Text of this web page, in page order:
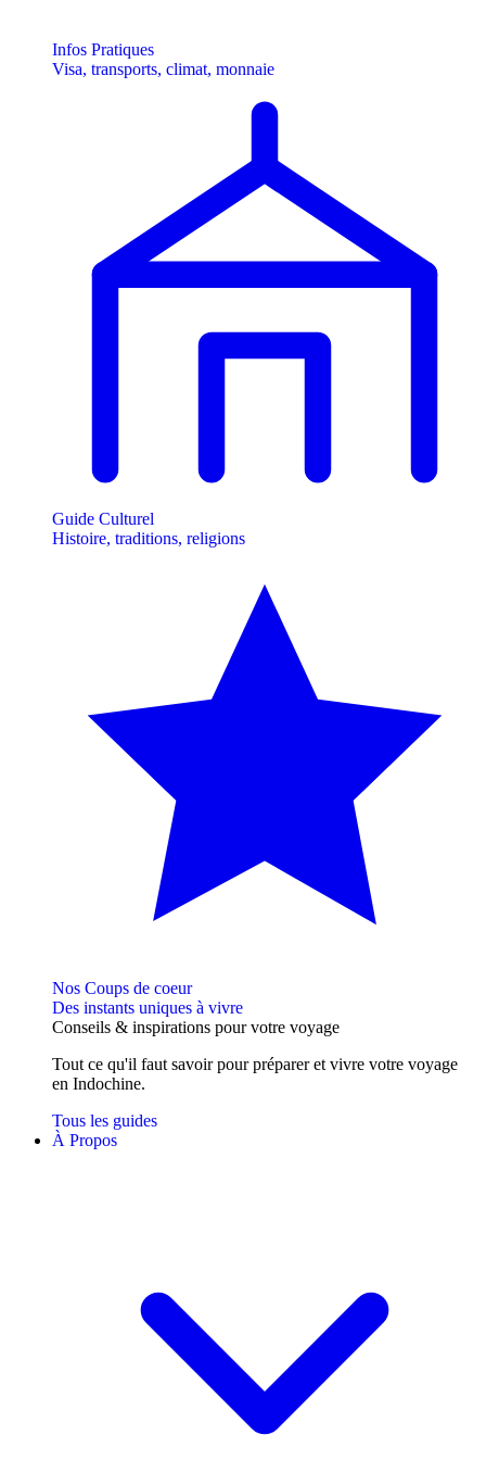
Infos Pratiques
Visa, transports, climat, monnaie
Guide Culturel
Histoire, traditions, religions
Nos Coups de coeur
Des instants uniques à vivre
Conseils & inspirations pour votre voyage
Tout ce qu'il faut savoir pour préparer et vivre votre voyage
en Indochine.
Tous les guides
À Propos